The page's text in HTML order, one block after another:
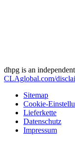
dhpg is an
CLAglobal.com/
Sitemap
Cookie-
Lieferkette
Datenschutz
Impressum